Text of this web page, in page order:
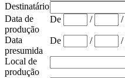
Destinatário
Data de
produção
De / /
Data
presumida
De / /
Local de
produção